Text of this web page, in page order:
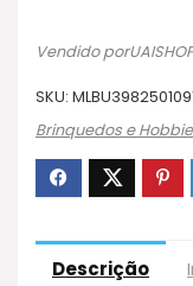
Vendido
SKU:
Brinquedos e
Descrição